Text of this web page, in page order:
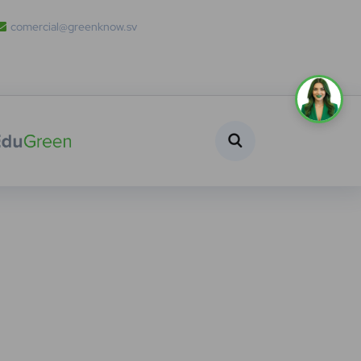
comercial@greenknow.sv